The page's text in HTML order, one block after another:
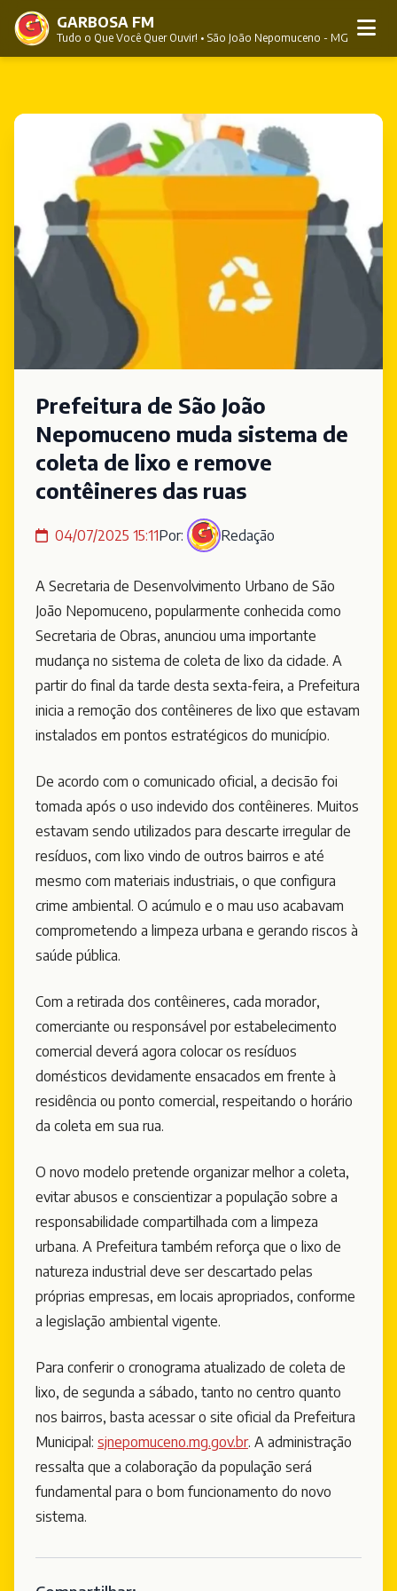
GARBOSA FM
Tudo o Que Você Quer Ouvir! • São João Nepomuceno - MG
Prefeitura de São João
Nepomuceno muda sistema de
coleta de lixo e remove
contêineres das ruas
04/07/2025 15:11Por: Redação
A Secretaria de Desenvolvimento Urbano de São
João Nepomuceno, popularmente conhecida como
Secretaria de Obras, anunciou uma importante
mudança no sistema de coleta de lixo da cidade. A
partir do final da tarde desta sexta-feira, a Prefeitura
inicia a remoção dos contêineres de lixo que estavam
instalados em pontos estratégicos do município.
De acordo com o comunicado oficial, a decisão foi
tomada após o uso indevido dos contêineres. Muitos
estavam sendo utilizados para descarte irregular de
resíduos, com lixo vindo de outros bairros e até
mesmo com materiais industriais, o que configura
crime ambiental. O acúmulo e o mau uso acabavam
comprometendo a limpeza urbana e gerando riscos à
saúde pública.
Com a retirada dos contêineres, cada morador,
comerciante ou responsável por estabelecimento
comercial deverá agora colocar os resíduos
domésticos devidamente ensacados em frente à
residência ou ponto comercial, respeitando o horário
da coleta em sua rua.
O novo modelo pretende organizar melhor a coleta,
evitar abusos e conscientizar a população sobre a
responsabilidade compartilhada com a limpeza
urbana. A Prefeitura também reforça que o lixo de
natureza industrial deve ser descartado pelas
próprias empresas, em locais apropriados, conforme
a legislação ambiental vigente.
Para conferir o cronograma atualizado de coleta de
lixo, de segunda a sábado, tanto no centro quanto
nos bairros, basta acessar o site oficial da Prefeitura
Municipal: sjnepomuceno.mg.gov.br. A administração
ressalta que a colaboração da população será
fundamental para o bom funcionamento do novo
sistema.